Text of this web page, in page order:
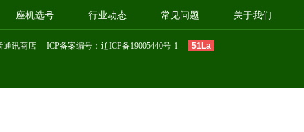
座机选号 行业动态 常见问题 关于我们
通讯商店 ICP备案编号： 辽ICP备19005440号-1 51La